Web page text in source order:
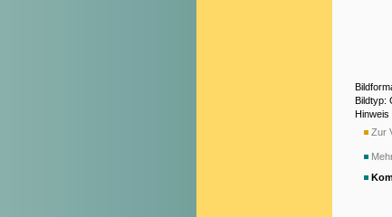
Bildtyp:
Hinweis
Zur